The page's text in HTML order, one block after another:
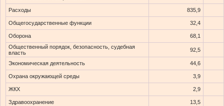
Расходы 835,9
Общегосударственные функции 32,4
Оборона
68,1
Общественный порядок, безопасность, судебная
власть
92,5
Экономическая деятельность 44,6
Охрана окружающей среды 3,9
ЖКХ 2,9
Здравоохранение 13,5